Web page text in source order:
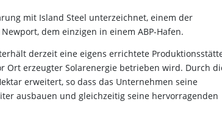
mit Island Steel unterzeichnet, einem der
dem einzigen in einem ABP-Hafen.
derzeit eine eigens errichtete
Ort erzeugter Solarenergie betrieben wird. Durch
erweitert, so dass das Unternehmen seine
ausbauen und gleichzeitig seine hervorragenden